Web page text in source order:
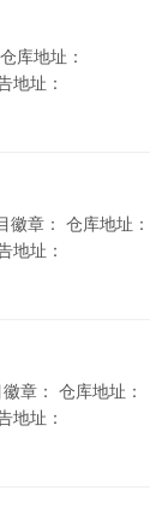
库地址：
址：
提供 漏洞列
章： 仓库地址：
址：
章： 仓库地址：
址：
提供…